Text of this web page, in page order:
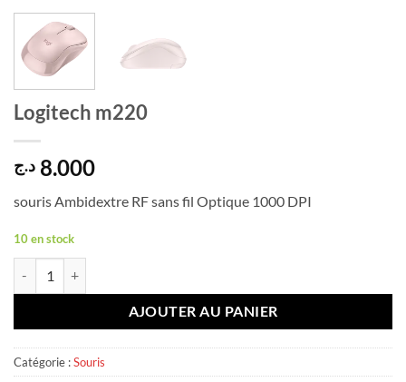
Logitech m220
8.000 د.ج
souris Ambidextre RF sans fil Optique 1000 DPI
10 en stock
AJOUTER AU PANIER
Catégorie :Souris